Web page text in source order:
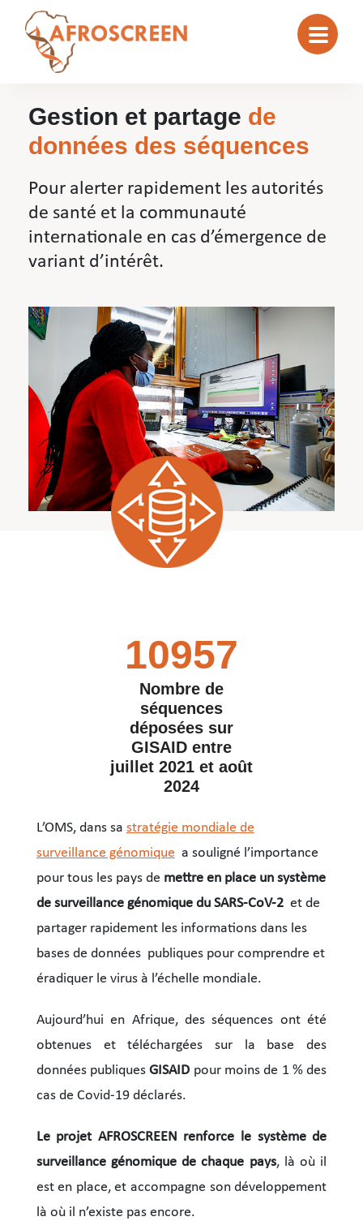
Gestion et partage de
données des séquences
Pour alerter rapidement les autorités
de santé et la communauté
internationale en cas d’émergence de
variant d’intérêt.
10957
Nombre de
séquences
déposées sur
GISAID entre
juillet 2021 et août
2024
L’OMS, dans sa stratégie mondiale de
surveillance génomique a souligné l’importance
pour tous les pays de mettre en place un système
de surveillance génomique du SARS-CoV-2et de
partager rapidement les informations dans les
bases de données publiques pour comprendre et
éradiquer le virus à l’échelle mondiale.
Aujourd’hui en Afrique, des séquences ont été
obtenues et téléchargées sur la base des
données publiquesGISAID pour moins de 1 % des
cas de Covid-19 déclarés.
Le projet AFROSCREEN renforce le système de
surveillance génomique de chaque pays, là où il
est en place, et accompagne son développement
là où il n’existe pas encore.